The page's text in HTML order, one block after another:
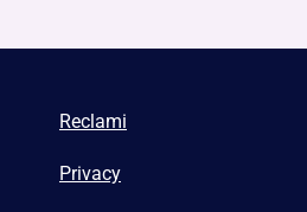
Reclami
Privacy